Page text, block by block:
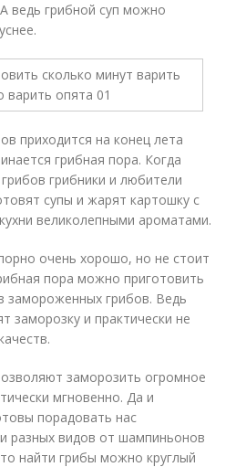
ведь грибной суп можно
приходится на конец лета
грибная пора. Когда
грибники и любители
супы и жарят картошку с
великолепными ароматами.
очень хорошо, но не стоит
пора можно приготовить
замороженных грибов. Ведь
заморозку и практически не
заморозить огромное
мгновенно. Да и
порадовать нас
разных видов от шампиньонов
найти грибы можно круглый